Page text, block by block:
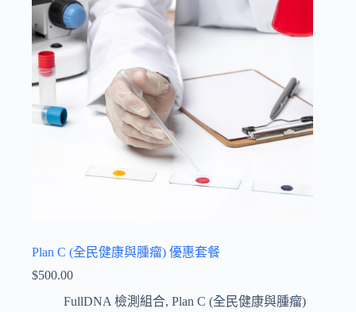
Plan C (全民健康與腫瘤) 優惠套餐
$500.00
FullDNA 檢測組合, Plan C (全民健康與腫瘤)